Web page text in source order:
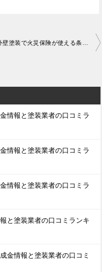
情報と塗装業者の口コミラ
情報と塗装業者の口コミラ
情報と塗装業者の口コミラ
と塗装業者の口コミランキ
金情報と塗装業者の口コミ